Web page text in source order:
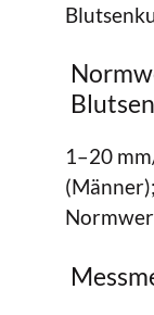
1–20